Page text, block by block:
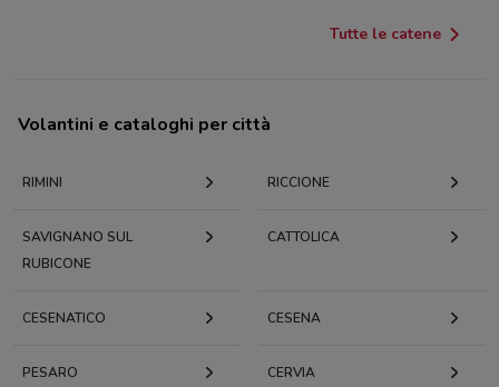
Tutte le catene
Volantini e cataloghi per città
RIMINI RICCIONE
SAVIGNANO SUL
RUBICONE
CATTOLICA
CESENATICO CESENA
PESARO CERVIA